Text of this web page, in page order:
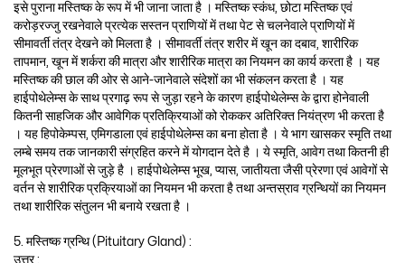
इसे पुराना मस्तिष्क के रूप में भी जाना जाता है । मस्तिष्क स्कंध, छोटा मस्तिष्क एवं
करोड़रज्जु रखनेवाले प्रत्येक सस्तन प्राणियों में तथा पेट से चलनेवाले प्राणियों में
सीमावर्ती तंत्र देखने को मिलता है । सीमावर्ती तंत्र शरीर में खून का दबाव, शारीरिक
तापमान, खून में शर्करा की मात्रा और शारीरिक मात्रा का नियमन का कार्य करता है । यह
मस्तिष्क की छाल की ओर से आने-जानेवाले संदेशों का भी संकलन करता है । यह
हाईपोथेलेम्स के साथ प्रगाढ़ रूप से जुड़ा रहने के कारण हाईपोथेलेम्स के द्वारा होनेवाली
कितनी साहजिक और आवेगिक प्रतिक्रियाओं को रोककर अतिरिक्त नियंत्रण भी करता है
। यह हिपोकेम्पस, एमिगडाला एवं हाईपोथेलेम्स का बना होता है । ये भाग खासकर स्मृति तथा
लम्बे समय तक जानकारी संग्रहित करने में योगदान देते है । ये स्मृति, आवेग तथा कितनी ही
मूलभूत प्रेरणाओं से जुड़े है । हाईपोथेलेम्स भूख, प्यास, जातीयता जैसी प्रेरणा एवं आवेगों से
वर्तन से शारीरिक प्रक्रियाओं का नियमन भी करता है तथा अन्तस्राव ग्रन्थियों का नियमन
तथा शारीरिक संतुलन भी बनाये रखता है ।
5. मस्तिष्क ग्रन्थि (Pituitary Gland) :
उत्तर :